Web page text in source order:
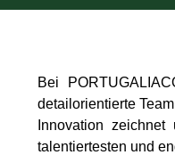
Bei
detailorientierte
Innovation
talentiertesten und